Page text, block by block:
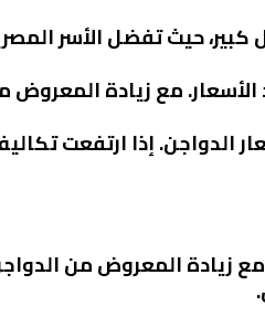
حيث تفضل الأسر
الأسعار. مع زيادة
الدواجن. إذا ارتفعت
مع زيادة المعروض من